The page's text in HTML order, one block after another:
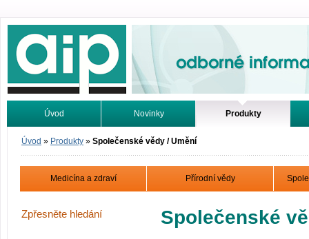
Odborné informace. Online.
Úvod Novinky Produkty
Vyhledávání Tutoriály
Úvod » Produkty » Společenské vědy / Umění
Medicína a zdraví Přírodní vědy
Zpřesněte hledání Společenské